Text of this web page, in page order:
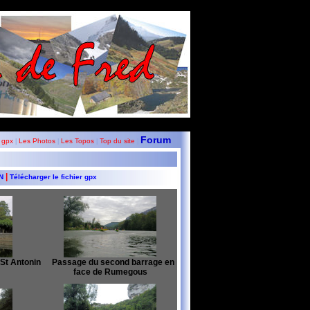
gpx Les Photos Les Topos Top du site Forum
Télécharger le fichier gpx
Antonin
Passage du second barrage en
face de Rumegous